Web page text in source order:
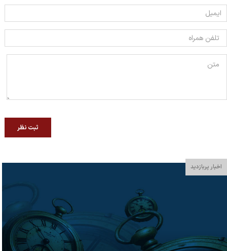
ثبت نظر
اخبار پربازدید